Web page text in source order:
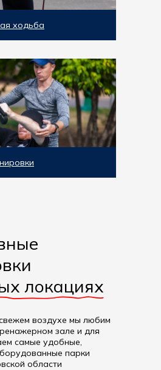
ходьба
локациях
воздухе мы любим
зале и для
самые удобные,
парки
области